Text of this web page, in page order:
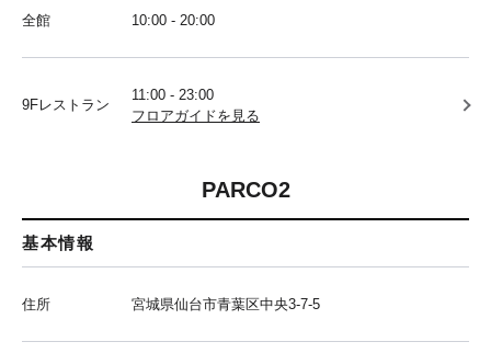
全館 10:00 - 20:00
9Fレストラン
11:00 - 23:00
フロアガイドを見る
PARCO2
基本情報
住所 宮城県仙台市青葉区中央3-7-5